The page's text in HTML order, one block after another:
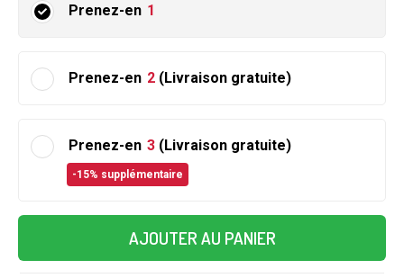
Prenez-en 1
Prenez-en 2 (Livraison gratuite)
Prenez-en 3 (Livraison gratuite)
-15% supplémentaire
AJOUTER AU PANIER